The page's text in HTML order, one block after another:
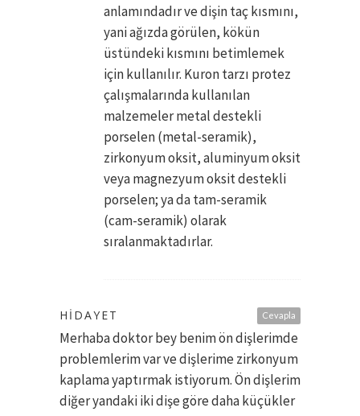
anlamındadır ve dişin taç kısmını,
yani ağızda görülen, kökün
üstündeki kısmını betimlemek
için kullanılır. Kuron tarzı protez
çalışmalarında kullanılan
malzemeler metal destekli
porselen (metal-seramik),
zirkonyum oksit, aluminyum oksit
veya magnezyum oksit destekli
porselen; ya da tam-seramik
(cam-seramik) olarak
sıralanmaktadırlar.
Cevapla
HIDAYET
Merhaba doktor bey benim ön dişlerimde
problemlerim var ve dişlerime zirkonyum
kaplama yaptırmak istiyorum. Ön dişlerim
diğer yandaki iki dişe göre daha küçükler